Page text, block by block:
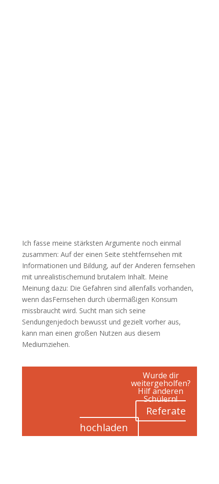
Ich fasse meine stärksten Argumente noch einmal
zusammen: Auf der einen Seite stehtfernsehen mit
Informationen und Bildung, auf der Anderen fernsehen
mit unrealistischemund brutalem Inhalt. Meine
Meinung dazu: Die Gefahren sind allenfalls vorhanden,
wenn dasFernsehen durch übermäßigen Konsum
missbraucht wird. Sucht man sich seine
Sendungenjedoch bewusst und gezielt vorher aus,
kann man einen großen Nutzen aus diesem
Mediumziehen.
Wurde dir
weitergeholfen?
Hilf anderen
Schülern!
Referate
hochladen